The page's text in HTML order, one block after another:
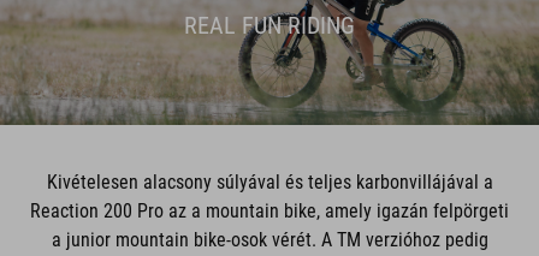
REAL FUN RIDING
Kivételesen alacsony súlyával és teljes karbonvillájával a
Reaction 200 Pro az a mountain bike, amely igazán felpörgeti
a junior mountain bike-osok vérét. A TM verzióhoz pedig